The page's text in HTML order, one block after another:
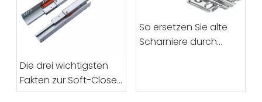
Die drei wichtigsten
Fakten zur Soft-Close-
Schubladenführung,
So ersetzen Sie alte
Scharniere durch